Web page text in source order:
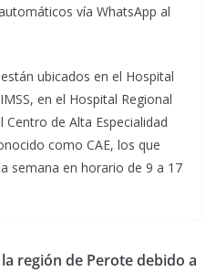
vía WhatsApp al
ubicados en el Hospital
en el Hospital Regional
Centro de Alta Especialidad
como CAE, los que
semana en horario de 9 a 17
región de Perote debido a